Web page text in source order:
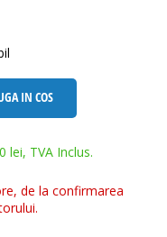
IN COS
lei, TVA Inclus.
de la confirmarea